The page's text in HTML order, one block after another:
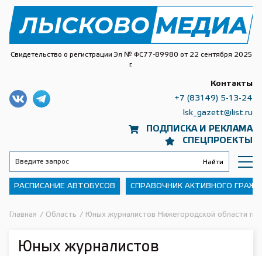
Свидетельство о регистрации Эл № ФС77-89980 от 22 сентября 2025
г.
ПОДПИСКА И РЕКЛАМА
СПЕЦПРОЕКТЫ
Контакты
+7 (83149) 5-13-24
lsk_gazett@list.ru
РАСПИСАНИЕ АВТОБУСОВ СПРАВОЧНИК АКТИВНОГО
Главная / Область / Юных журналистов Нижегородской области
Юных журналистов